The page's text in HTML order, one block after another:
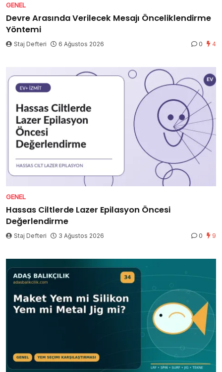
GENEL
Devre Arasında Verilecek Mesajı Önceliklendirme
Yöntemi
Staj Defteri 6 Ağustos 2026 0 4
GENEL
Hassas Ciltlerde Lazer Epilasyon Öncesi
Değerlendirme
Staj Defteri 3 Ağustos 2026 0 9